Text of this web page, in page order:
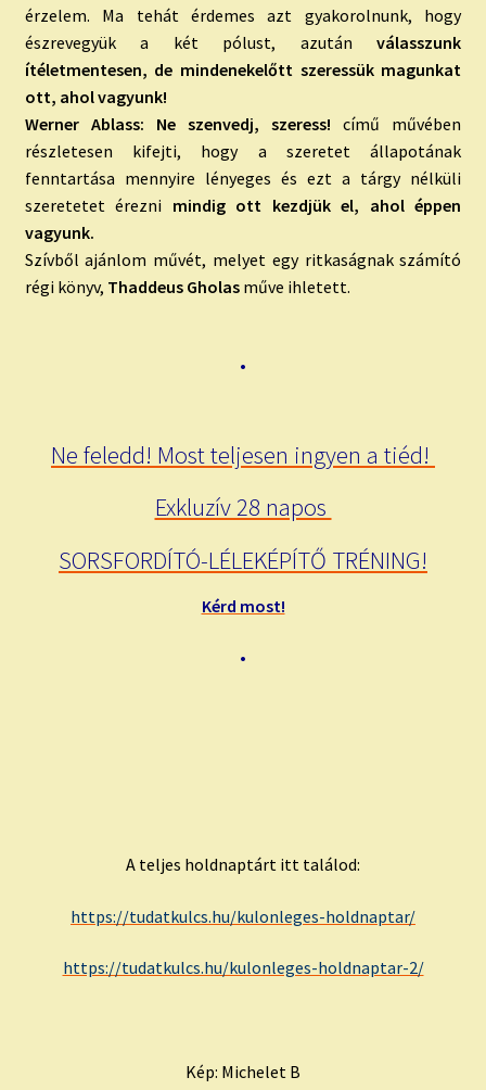
érzelem. Ma tehát érdemes azt gyakorolnunk, hogy
észrevegyük a két pólust, azutánválasszunk
ítéletmentesen, de mindenekelőtt szeressük magunkat
ott, ahol vagyunk!
Werner Ablass: Ne szenvedj, szeress! című művében
részletesen kifejti, hogy a szeretet állapotának
fenntartása mennyire lényeges és ezt a tárgy nélküli
szeretetet érezni mindig ott kezdjük el, ahol éppen
vagyunk.
Szívből ajánlom művét, melyet egy ritkaságnak számító
régi könyv, Thaddeus Gholasműve ihletett.
•
Ne feledd! Most teljesen ingyen a tiéd!
Exkluzív 28 napos
SORSFORDÍTÓ-LÉLEKÉPÍTŐ TRÉNING!
Kérd most!
•
A teljes holdnaptárt itt találod:
https://tudatkulcs.hu/kulonleges-holdnaptar/
https://tudatkulcs.hu/kulonleges-holdnaptar-2/
Kép: Michelet B